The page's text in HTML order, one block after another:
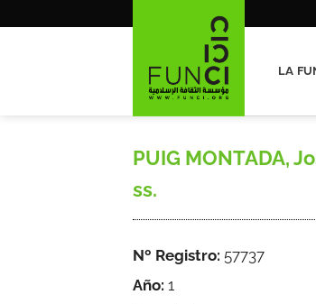
LA
PUIG MONTADA,
ss.
Nº Registro: 57737
Año: 1